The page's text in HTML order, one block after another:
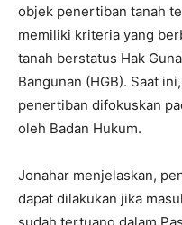
objek penertiban tanah
memiliki kriteria yang
tanah berstatus Hak
Bangunan (HGB). Saat
penertiban difokuskan
oleh Badan Hukum.
Jonahar menjelaskan,
dapat dilakukan jika